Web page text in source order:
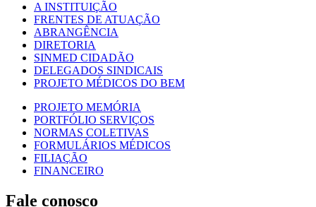
A INSTITUIÇÃO
FRENTES DE ATUAÇÃO
ABRANGÊNCIA
DIRETORIA
SINMED CIDADÃO
DELEGADOS SINDICAIS
PROJETO MÉDICOS DO BEM
PROJETO MEMÓRIA
PORTFÓLIO SERVIÇOS
NORMAS COLETIVAS
FORMULÁRIOS MÉDICOS
FILIAÇÃO
FINANCEIRO
Fale conosco